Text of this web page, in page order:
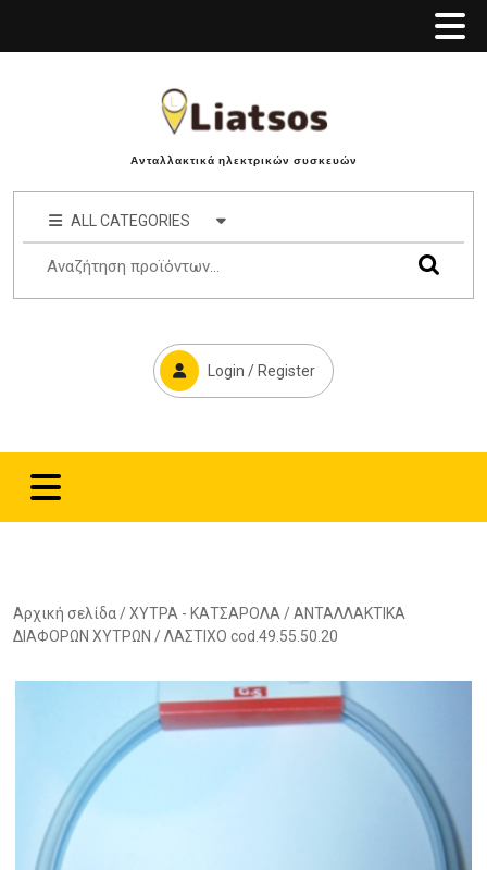
Ανταλλακτικά ηλεκτρικών συσκευών
ALL CATEGORIES
Login / Register
Αρχική σελίδα /ΧΥΤΡΑ - ΚΑΤΣΑΡΟΛΑ /ΑΝΤΑΛΛΑΚΤΙΚΑ
ΔΙΑΦΟΡΩΝ ΧΥΤΡΩΝ / ΛΑΣΤΙΧΟ cod.49.55.50.20